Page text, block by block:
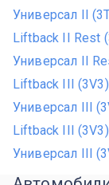
Универсал II
Liftback II Rest
Универсал II
Liftback III
Универсал III
Liftback III
Универсал III